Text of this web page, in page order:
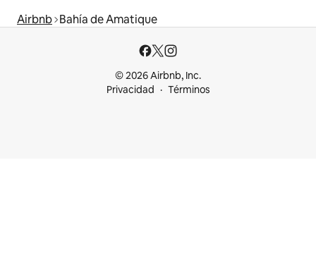
Airbnb Bahía de Amatique
© 2026 Airbnb, Inc.
Privacidad
Términos